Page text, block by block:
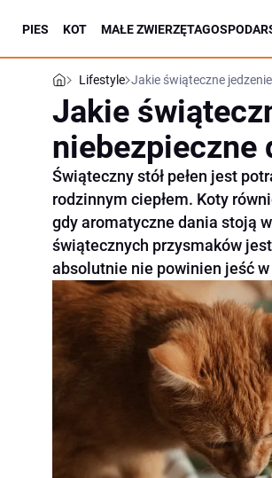
PIES KOT MAŁE ZWIERZĘTA
Lifestyle Jakie świąteczne
Jakie
niebezpieczne
Świąteczny stół pełen jest
rodzinnym ciepłem. Koty
gdy aromatyczne dania stoją
świątecznych przysmaków
absolutnie nie powinien jeść